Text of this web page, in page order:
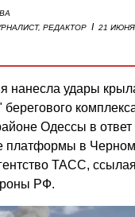
РЕДАКТОР I 21 ИЮНЯ
нанесла удары
берегового
Одессы в ответ
платформы в
ТАСС,
РФ.